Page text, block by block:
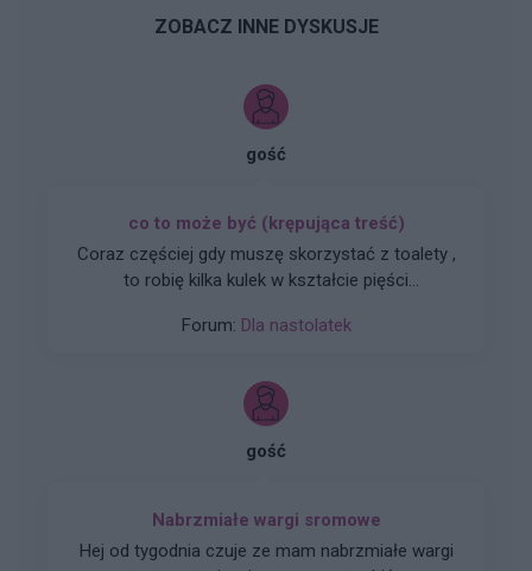
ZOBACZ INNE DYSKUSJE
gość
co to może być (krępująca treść)
Coraz częściej gdy muszę skorzystać z toalety ,
to robię kilka kulek w kształcie pięści
do odbytu. Ból jest dosyć intensywny, kąpiel lub
około 2 miesięcy. Co w takiej sytuacji może
pomóc. ?
Forum: Dla nastolatek
gość
Nabrzmiałe wargi sromowe
Hej od tygodnia czuje ze mam nabrzmiałe wargi